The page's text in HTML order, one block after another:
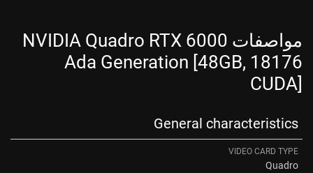
مواصفات NVIDIA Quadro RTX 6000
Ada Generation [48GB, 18176
CUDA]
General characteristics
VIDEO CARD TYPE
Quadro